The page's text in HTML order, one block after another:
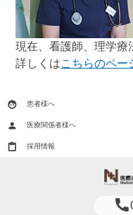
現在、看護師、理学療
詳しくはこちらのペー
face 患者様へ
person
医療関係者様へ
content_paste
採用情報
phone